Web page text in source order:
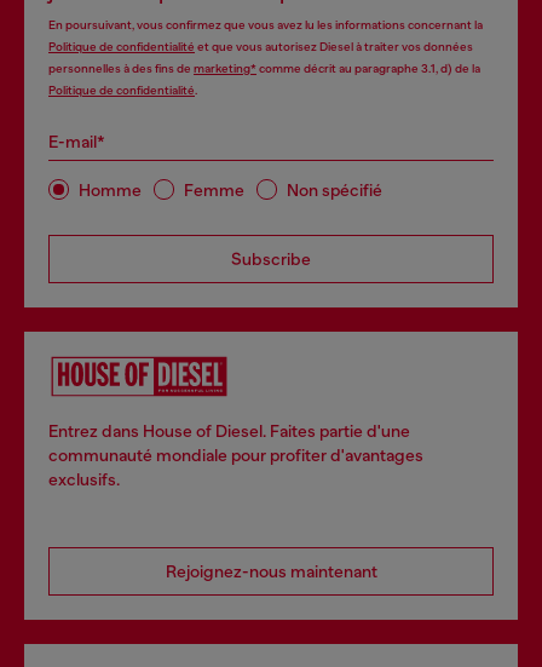
En poursuivant, vous confirmez que vous avez lu les informations concernant la
Politique de confidentialité et que vous autorisez Diesel à traiter vos données
personnelles à des fins de marketing*comme décrit au paragraphe 3.1, d) de la
Politique de confidentialité
E-mail*
Homme Femme Non spécifié
Subscribe
Entrez dans House of Diesel. Faites partie d'une
communauté mondiale pour profiter d'avantages
exclusifs.
Rejoignez-nous maintenant